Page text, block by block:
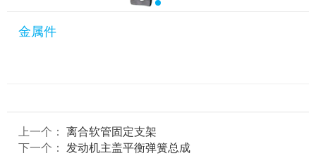
金属件
上一个： 离合软管固定支架
下一个： 发动机主盖平衡弹簧总成